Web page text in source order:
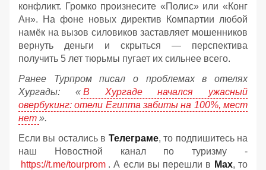
конфликт. Громко произнесите «Полис» или «Конг
Ан». На фоне новых директив Компартии любой
намёк на вызов силовиков заставляет мошенников
вернуть деньги и скрыться — перспектива
получить 5 лет тюрьмы пугает их сильнее всего.
Ранее Турпром писал о проблемах в отелях
Хургады: « В Хургаде начался ужасный
овербукинг: отели Египта забиты на 100%, мест
нет ».
Если вы остались в Телеграме, то подпишитесь на
наш Новостной канал по туризму -
https://t.me/tourprom . А если вы перешли в Мах, то